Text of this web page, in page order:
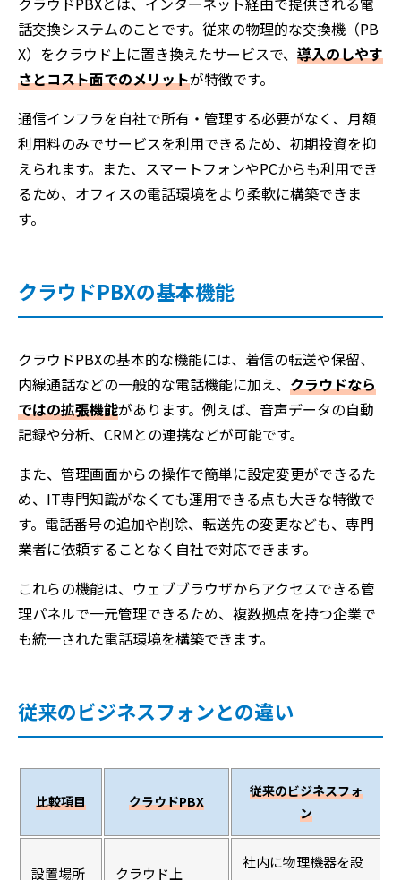
話交換システムのことです。従来の物理的な交換機（PB
X）をクラウド上に置き換えたサービスで、 導入のしやす
さとコスト面でのメリットが特徴です。
通信インフラを自社で所有・管理する必要がなく、月額
利用料のみでサービスを利用できるため、初期投資を抑
えられます。また、スマートフォンやPCからも利用でき
るため、オフィスの電話環境をより柔軟に構築できま
す。
クラウドPBXの基本機能
クラウドPBXの基本的な機能には、着信の転送や保留、
内線通話などの一般的な電話機能に加え、 クラウドなら
ではの拡張機能があります。例えば、音声データの自動
記録や分析、CRMとの連携などが可能です。
また、管理画面からの操作で簡単に設定変更ができるた
め、IT専門知識がなくても運用できる点も大きな特徴で
す。電話番号の追加や削除、転送先の変更なども、専門
業者に依頼することなく自社で対応できます。
これらの機能は、ウェブブラウザからアクセスできる管
理パネルで一元管理できるため、複数拠点を持つ企業で
も統一された電話環境を構築できます。
従来のビジネスフォンとの違い
比較項目 クラウドPBX
従来のビジネスフォ
ン
設置場所 クラウド上
社内に物理機器を設